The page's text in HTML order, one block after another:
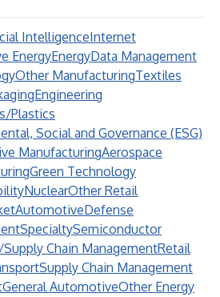
IntelligenceInternet
EnergyEnergyData Management
Other ManufacturingTextiles
Engineering
Plastics
Social and Governance (ESG)
ManufacturingAerospace
Green Technology
NuclearOther Retail
AutomotiveDefense
SpecialtySemiconductor
Chain ManagementRetail
Supply Chain Management
General AutomotiveOther Energy